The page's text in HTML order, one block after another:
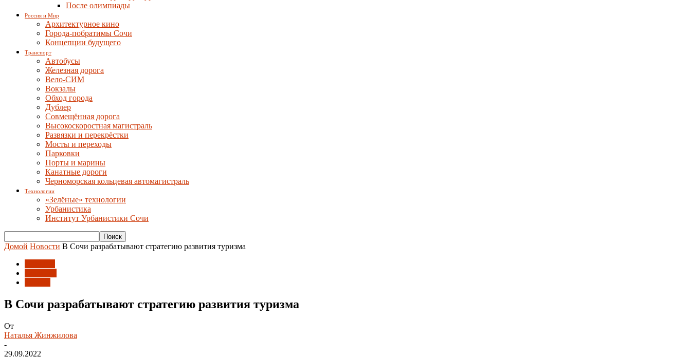
После олимпиады
Россия и Мир
Архитектурное кино
Города-побратимы Сочи
Концепции будущего
Транспорт
Автобусы
Железная дорога
Вело-СИМ
Вокзалы
Обход города
Дублер
Совмещённая дорога
Высокоскоростная магистраль
Развязки и перекрёстки
Мосты и переходы
Парковки
Порты и марины
Канатные дороги
Черноморская кольцевая автомагистраль
Технологии
«Зелёные» технологии
Урбанистика
Институт Урбанистики Сочи
Домой Новости В Сочи разрабатывают стратегию развития туризма
В Сочи разрабатывают стратегию развития туризма
От
Наталья Жинжилова
-
29.09.2022